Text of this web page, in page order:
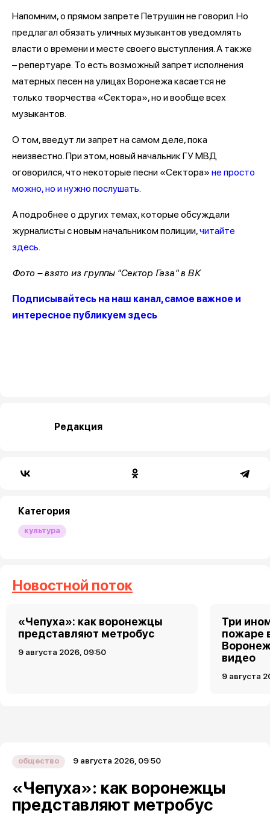
Напомним, о прямом запрете Петрушин не говорил. Но
предлагал обязать уличных музыкантов уведомлять
власти о времени и месте своего выступления. А также
– репертуаре. То есть возможный запрет исполнения
матерных песен на улицах Воронежа касается не
только творчества «Сектора», но и вообще всех
музыкантов.
О том, введут ли запрет на самом деле, пока
неизвестно. При этом, новый начальник ГУ МВД
оговорился, что некоторые песни «Сектора» не просто
можно, но и нужно послушать.
А подробнее о других темах, которые обсуждали
журналисты с новым начальником полиции,читайте
здесь.
Фото – взято из группы "Сектор Газа" в ВК
Подписывайтесь на наш канал, самое важное и
интересное публикуем здесь
Редакция
Категория
культура
Новостной поток
«Чепуха»: как воронежцы
представляют метробус
9 августа 2026, 09:50
Три
пожаре
видео
9 августа
общество 9 августа 2026, 09:50
«Чепуха»: как воронежцы
представляют метробус